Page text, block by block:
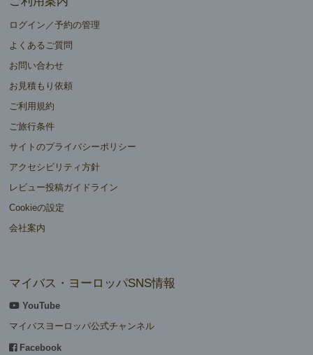
ログイン／予約の管理
よくあるご質問
お問い合わせ
お見積もり依頼
ご利用規約
ご旅行条件
サイトのプライバシーポリシー
アクセシビリティ方針
レビュー投稿ガイドライン
Cookieの設定
会社案内
マイバス・ヨーロッパSNS情報
YouTube
マイバスヨーロッパ公式チャンネル
Facebook